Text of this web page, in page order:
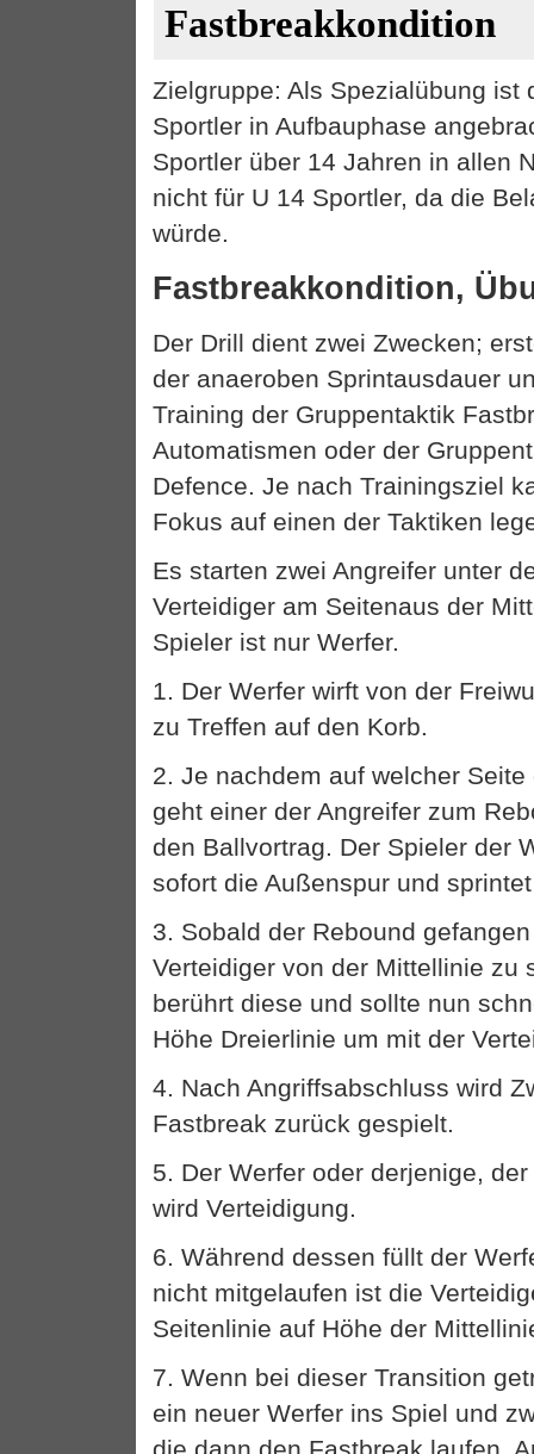
Fastbreakkondition
Zielgruppe: Als Spezialübung ist
Sportler in Aufbauphase
Sportler über 14 Jahren in allen
nicht für U 14 Sportler, da die
würde.
Fastbreakkondition,
Der Drill dient zwei Zwecken;
der anaeroben Sprintausdauer
Training der Gruppentaktik
Automatismen oder der
Defence. Je nach Trainingsziel
Fokus auf einen der Taktiken
Es starten zwei Angreifer unter
Verteidiger am Seitenaus der
Spieler ist nur Werfer.
1. Der Werfer wirft von der
zu Treffen auf den Korb.
2. Je nachdem auf welcher
geht einer der Angreifer zum
den Ballvortrag. Der Spieler der
sofort die Außenspur und
3. Sobald der Rebound
Verteidiger von der Mittellinie zu
berührt diese und sollte nun
Höhe Dreierlinie um mit der
4. Nach Angriffsabschluss wird
Fastbreak zurück gespielt.
5. Der Werfer oder derjenige,
wird Verteidigung.
6. Während dessen füllt der
nicht mitgelaufen ist die
Seitenlinie auf Höhe der
7. Wenn bei dieser Transition
ein neuer Werfer ins Spiel und
die dann den Fastbreak laufen.